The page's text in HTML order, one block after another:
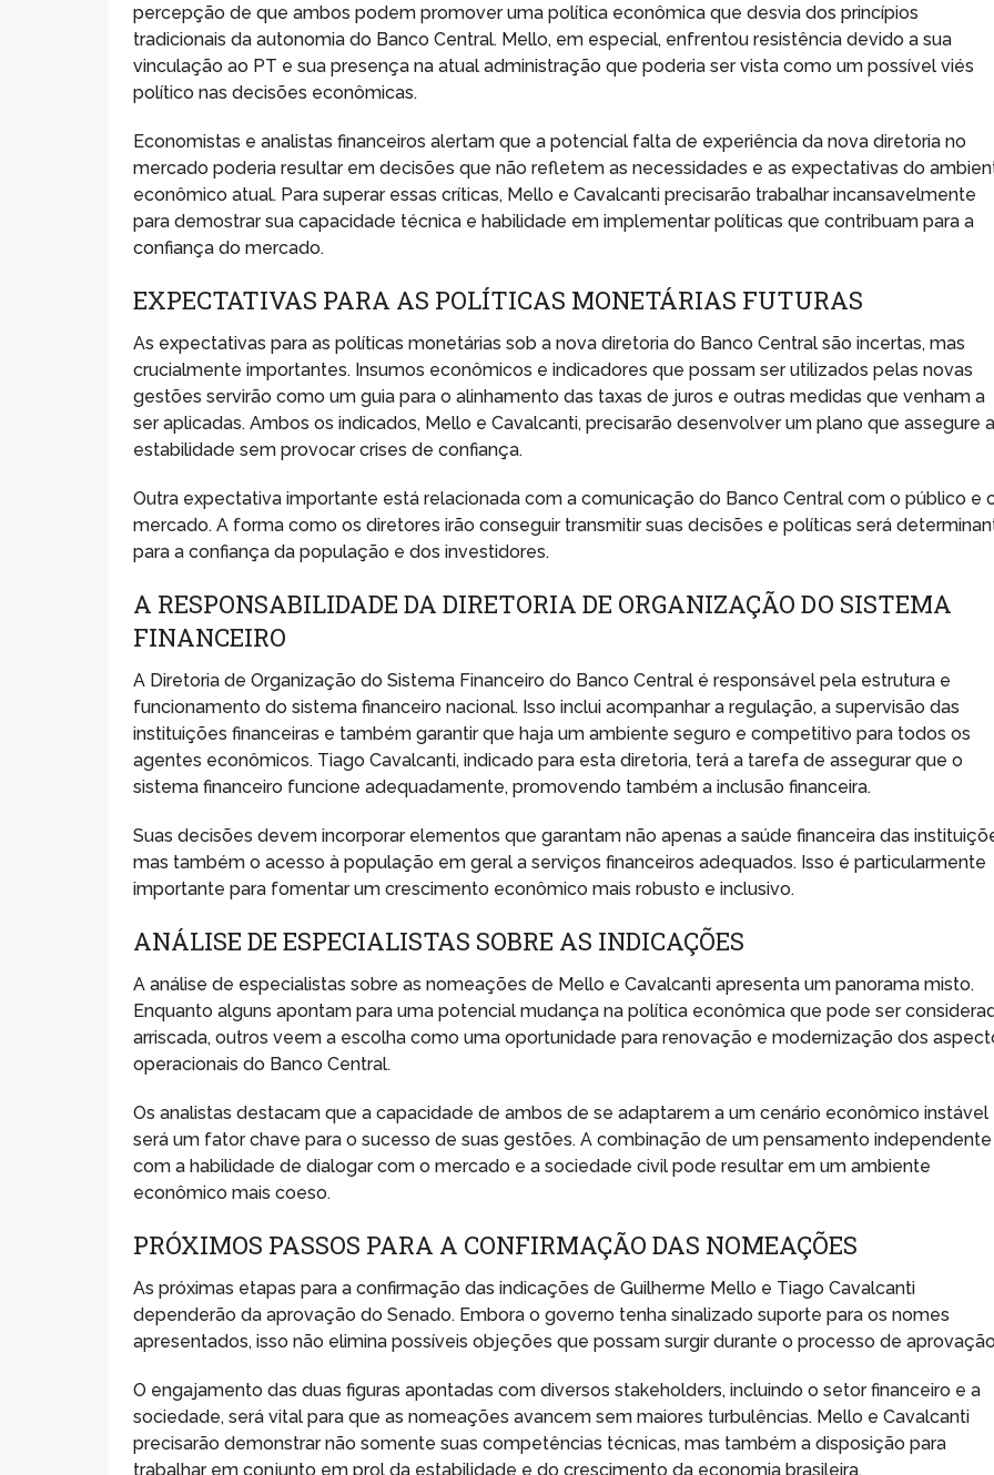
percepção de que ambos podem promover uma política econômica que desvia dos princípios
tradicionais da autonomia do Banco Central. Mello, em especial, enfrentou resistência devido a sua
vinculação ao PT e sua presença na atual administração que poderia ser vista como um possível viés
político nas decisões econômicas.
Economistas e analistas financeiros alertam que a potencial falta de experiência da nova diretoria no
mercado poderia resultar em decisões que não refletem as necessidades e as expectativas do
econômico atual. Para superar essas críticas, Mello e Cavalcanti precisarão trabalhar incansavelmente
para demostrar sua capacidade técnica e habilidade em implementar políticas que contribuam para a
confiança do mercado.
EXPECTATIVAS PARA AS POLÍTICAS MONETÁRIAS FUTURAS
As expectativas para as políticas monetárias sob a nova diretoria do Banco Central são incertas, mas
crucialmente importantes. Insumos econômicos e indicadores que possam ser utilizados pelas novas
gestões servirão como um guia para o alinhamento das taxas de juros e outras medidas que venham a
ser aplicadas. Ambos os indicados, Mello e Cavalcanti, precisarão desenvolver um plano que assegure
estabilidade sem provocar crises de confiança.
Outra expectativa importante está relacionada com a comunicação do Banco Central com o público e
mercado. A forma como os diretores irão conseguir transmitir suas decisões e políticas será
para a confiança da população e dos investidores.
A RESPONSABILIDADE DA DIRETORIA DE ORGANIZAÇÃO DO SISTEMA
FINANCEIRO
A Diretoria de Organização do Sistema Financeiro do Banco Central é responsável pela estrutura e
funcionamento do sistema financeiro nacional. Isso inclui acompanhar a regulação, a supervisão das
instituições financeiras e também garantir que haja um ambiente seguro e competitivo para todos os
agentes econômicos. Tiago Cavalcanti, indicado para esta diretoria, terá a tarefa de assegurar que o
sistema financeiro funcione adequadamente, promovendo também a inclusão financeira.
Suas decisões devem incorporar elementos que garantam não apenas a saúde financeira das
mas também o acesso à população em geral a serviços financeiros adequados. Isso é particularmente
importante para fomentar um crescimento econômico mais robusto e inclusivo.
ANÁLISE DE ESPECIALISTAS SOBRE AS INDICAÇÕES
A análise de especialistas sobre as nomeações de Mello e Cavalcanti apresenta um panorama misto.
Enquanto alguns apontam para uma potencial mudança na política econômica que pode ser
arriscada, outros veem a escolha como uma oportunidade para renovação e modernização dos
operacionais do Banco Central.
Os analistas destacam que a capacidade de ambos de se adaptarem a um cenário econômico instável
será um fator chave para o sucesso de suas gestões. A combinação de um pensamento independente
com a habilidade de dialogar com o mercado e a sociedade civil pode resultar em um ambiente
econômico mais coeso.
PRÓXIMOS PASSOS PARA A CONFIRMAÇÃO DAS NOMEAÇÕES
As próximas etapas para a confirmação das indicações de Guilherme Mello e Tiago Cavalcanti
dependerão da aprovação do Senado. Embora o governo tenha sinalizado suporte para os nomes
apresentados, isso não elimina possíveis objeções que possam surgir durante o processo de
O engajamento das duas figuras apontadas com diversos stakeholders, incluindo o setor financeiro e a
sociedade, será vital para que as nomeações avancem sem maiores turbulências. Mello e Cavalcanti
precisarão demonstrar não somente suas competências técnicas, mas também a disposição para
trabalhar em conjunto em prol da estabilidade e do crescimento da economia brasileira.